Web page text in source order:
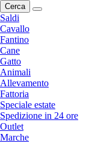
Cerca
Saldi
Cavallo
Fantino
Cane
Gatto
Animali
Allevamento
Fattoria
Speciale estate
Spedizione in 24 ore
Outlet
Marche